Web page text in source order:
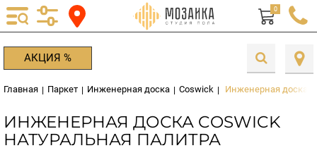
0
АКЦИЯ %
Главная | Паркет | Инженерная доска | Coswick | Инженерная доска
ИНЖЕНЕРНАЯ ДОСКА COSWICK
НАТУРАЛЬНАЯ ПАЛИТРА